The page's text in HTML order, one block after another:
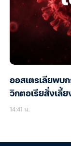
ออสเตรเลียพบ
วิกตอเรียสั่งเลี้ย
14:41 น.